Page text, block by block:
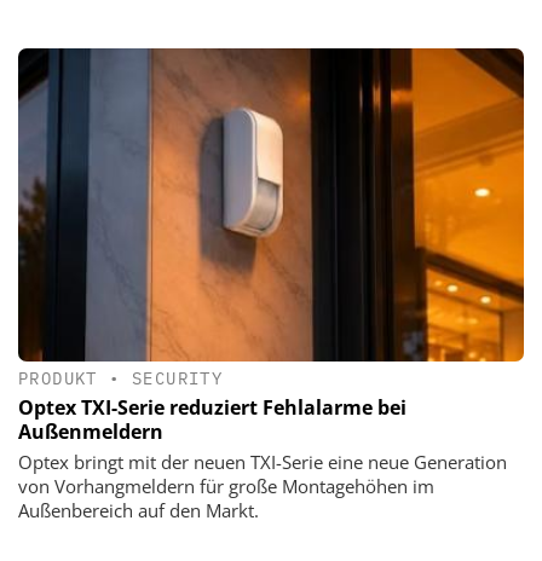
PRODUKT • SECURITY
Optex TXI-Serie reduziert Fehlalarme bei
Außenmeldern
Optex bringt mit der neuen TXI-Serie eine neue Generation
von Vorhangmeldern für große Montagehöhen im
Außenbereich auf den Markt.